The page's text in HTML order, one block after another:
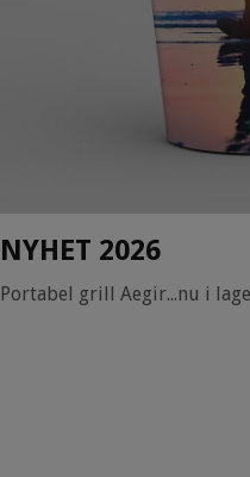
NYHET 2026
Portabel grill Aegir...nu i